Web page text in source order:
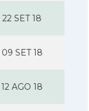
22 SET 18
09 SET 18
12 AGO 18